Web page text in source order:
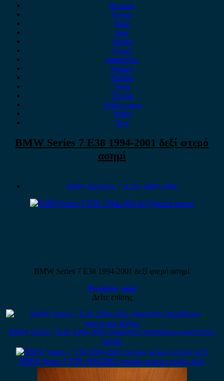
Renault
Rover
Saab
Seat
Skoda
Smart
ssangyong
Subaru
Suzuki
Tesla
Toyota
Volkswagen
Volvo
Xev
BMW Series 7 E38 1994-2001 δεξί φτερό
ασημί
BMW SERIES 7 (E38) 1994-2001
BMW Series 7 E38 1994-2001 δεξί φτερό ασημί
Ρωτήστε τιμή
Δείτε επίσης
BMW Series 7 E38 1994-2001 διακόπτης παραθύρου αριστερός-
δεξιός
BMW Series 7 E38 1994-2001 φανάρι xenon εμπρός δεξί